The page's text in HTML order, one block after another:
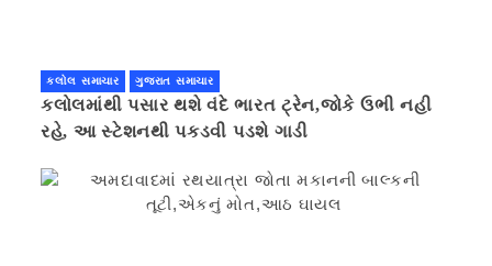
કલોલ સમાચાર ગુજરાત સમાચાર
કલોલમાંથી પસાર થશે વંદે ભારત ટ્રેન,જોકે ઉભી નહી
રહે, આ સ્ટેશનથી પકડવી પડશે ગાડી